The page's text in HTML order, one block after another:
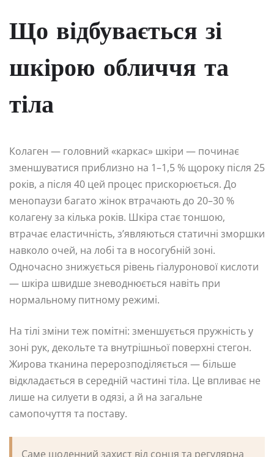
Що відбувається зі
шкірою обличчя та
тіла
Колаген — головний «каркас» шкіри — починає
зменшуватися приблизно на 1–1,5 % щороку після 25
років, а після 40 цей процес прискорюється. До
менопаузи багато жінок втрачають до 20–30 %
колагену за кілька років. Шкіра стає тоншою,
втрачає еластичність, з’являються статичні зморшки
навколо очей, на лобі та в носогубній зоні.
Одночасно знижується рівень гіалуронової кислоти
— шкіра швидше зневоднюється навіть при
нормальному питному режимі.
На тілі зміни теж помітні: зменшується пружність у
зоні рук, декольте та внутрішньої поверхні стегон.
Жирова тканина перерозподіляється — більше
відкладається в середній частині тіла. Це впливає не
лише на силуети в одязі, а й на загальне
самопочуття та поставу.
Саме щоденний захист від сонця та регулярна